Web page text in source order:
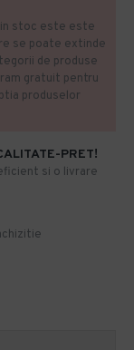
PRET!
si o livrare
in stoc este este
se poate extinde
de produse
gratuit pentru
produselor